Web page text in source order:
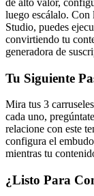
de alto valor,
luego escálalo. Con
Studio, puedes
convirtiendo tu
generadora de
Tu Siguiente
Mira tus 3
cada uno,
relacione con este
configura el
mientras tu
¿Listo Para